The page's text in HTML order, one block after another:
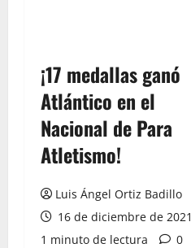
¡17 medallas ganó
Atlántico en el
Nacional de Para
Atletismo!
Luis Ángel Ortiz Badillo
16 de diciembre de 2021
1 minuto de lectura
0